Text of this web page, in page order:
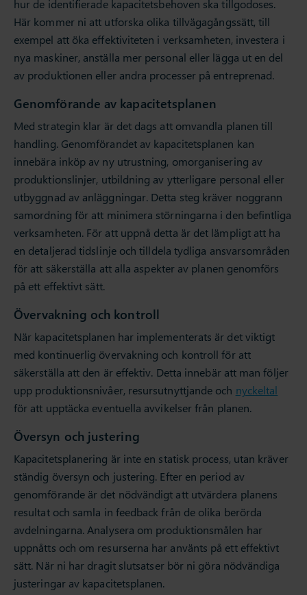
hur de identifierade kapacitetsbehoven ska tillgodoses.
Här kommer ni att utforska olika tillvägagångssätt, till
exempel att öka effektiviteten i verksamheten, investera i
nya maskiner, anställa mer personal eller lägga ut en del
av produktionen eller andra processer på entreprenad.
Genomförande av kapacitetsplanen
Med strategin klar är det dags att omvandla planen till
handling. Genomförandet av kapacitetsplanen kan
innebära inköp av ny utrustning, omorganisering av
produktionslinjer, utbildning av ytterligare personal eller
utbyggnad av anläggningar. Detta steg kräver noggrann
samordning för att minimera störningarna i den befintliga
verksamheten. För att uppnå detta är det lämpligt att ha
en detaljerad tidslinje och tilldela tydliga ansvarsområden
för att säkerställa att alla aspekter av planen genomförs
på ett effektivt sätt.
Övervakning och kontroll
När kapacitetsplanen har implementerats är det viktigt
med kontinuerlig övervakning och kontroll för att
säkerställa att den är effektiv. Detta innebär att man följer
upp produktionsnivåer, resursutnyttjande och nyckeltal
för att upptäcka eventuella avvikelser från planen.
Översyn och justering
Kapacitetsplanering är inte en statisk process, utan kräver
ständig översyn och justering. Efter en period av
genomförande är det nödvändigt att utvärdera planens
resultat och samla in feedback från de olika berörda
avdelningarna. Analysera om produktionsmålen har
uppnåtts och om resurserna har använts på ett effektivt
sätt. När ni har dragit slutsatser bör ni göra nödvändiga
justeringar av kapacitetsplanen.